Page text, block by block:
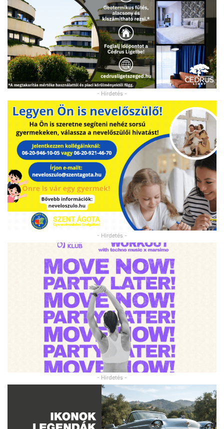
- Hirdetés -
- Hirdetés -
- Hirdetés -